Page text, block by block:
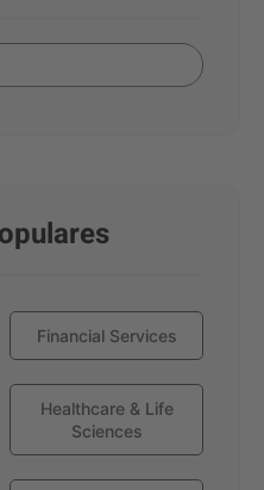
Financial Services
Healthcare & Life
Sciences